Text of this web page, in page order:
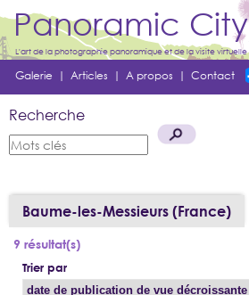
Panoramic City
L'art de la photographie panoramique et de la visite virtuelle
Galerie | Articles | A propos | Contact
Recherche
Baume-les-Messieurs (France)
9 résultat(s)
Trier par